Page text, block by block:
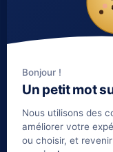
Tél : 05 35 54 22 54
LIENS UTILES
Informations
Mentions légales
Bonjour !
Un petit mot
Nous utilisons des
améliorer votre
ou choisir, et